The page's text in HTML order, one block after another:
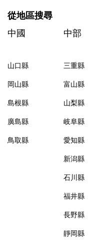
從地區搜尋
中國
山口縣
岡山縣
島根縣
廣島縣
鳥取縣
中部
三重縣
富山縣
山梨縣
岐阜縣
愛知縣
新潟縣
石川縣
福井縣
長野縣
靜岡縣